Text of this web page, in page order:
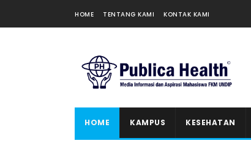
HOME TENTANG KAMI KONTAK KAMI
HOME KAMPUS KESEHATAN